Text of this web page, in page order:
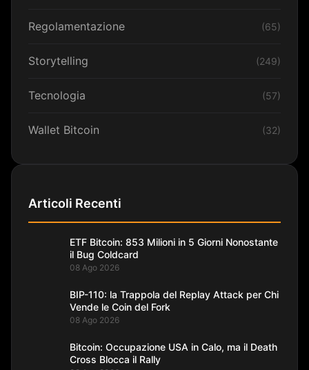
Regolamentazione (65)
Storytelling (249)
Tecnologia (57)
Wallet Bitcoin (32)
Articoli Recenti
ETF Bitcoin: 853 Milioni in 5 Giorni Nonostante
il Bug Coldcard
08 Ago 2026
BIP-110: la Trappola del Replay Attack per Chi
Vende le Coin del Fork
08 Ago 2026
Bitcoin: Occupazione USA in Calo, ma il Death
Cross Blocca il Rally